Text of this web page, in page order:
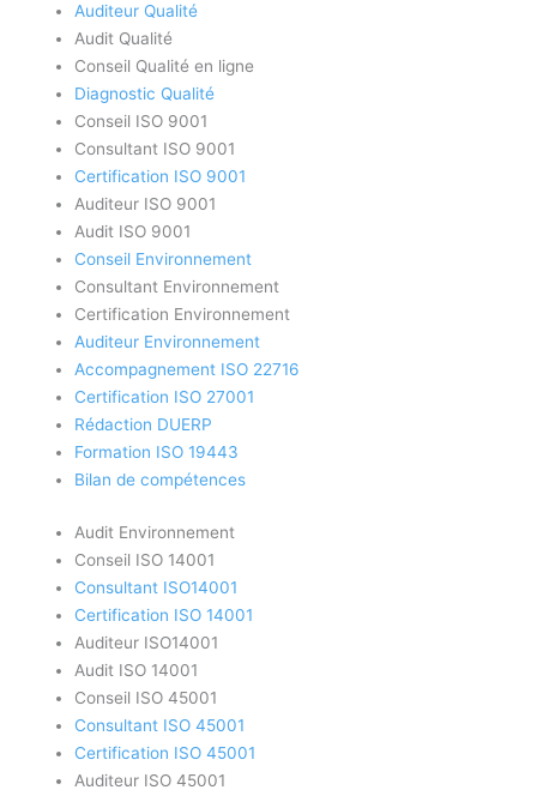
Auditeur Qualité
Audit Qualité
Conseil Qualité en ligne
Diagnostic Qualité
Conseil ISO 9001
Consultant ISO 9001
Certification ISO 9001
Auditeur ISO 9001
Audit ISO 9001
Conseil Environnement
Consultant Environnement
Certification Environnement
Auditeur Environnement
Accompagnement ISO 22716
Certification ISO 27001
Rédaction DUERP
Formation ISO 19443
Bilan de compétences
Audit Environnement
Conseil ISO 14001
Consultant ISO14001
Certification ISO 14001
Auditeur ISO14001
Audit ISO 14001
Conseil ISO 45001
Consultant ISO 45001
Certification ISO 45001
Auditeur ISO 45001